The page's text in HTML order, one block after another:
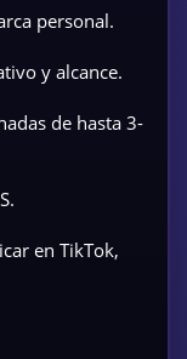
personal.
y alcance.
de hasta 3-
en TikTok,